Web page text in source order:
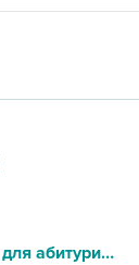
Медицинская справка для абитуриентов (форма 086/у)